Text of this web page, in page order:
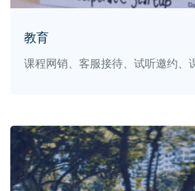
教育
课程网销、客服接待、试听邀约、